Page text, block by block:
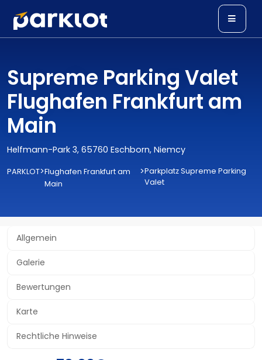
Supreme Parking Valet
Flughafen Frankfurt am
Main
Helfmann-Park 3, 65760 Eschborn, Niemcy
PARKLOT>Flughafen Frankfurt am
Main
>Parkplatz Supreme Parking
Valet
Allgemein
Galerie
Bewertungen
Karte
Rechtliche Hinweise